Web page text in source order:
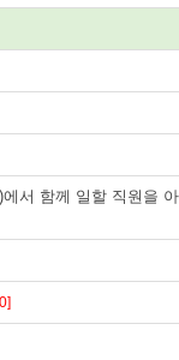
서 함께 일할 직원을